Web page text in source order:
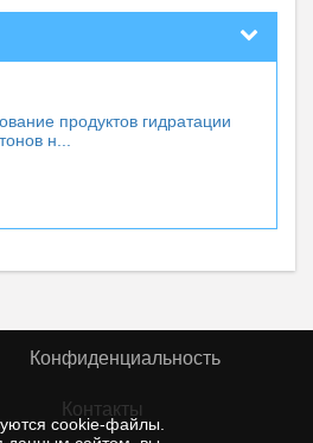
cookie-файлы.
продуктов гидратации
н...
Конфиденциальность
Контакты